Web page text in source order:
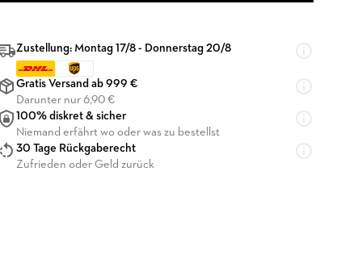
Zustellung: Montag 17/8 - Donnerstag 20/8
Gratis Versand ab 999 €
Darunter nur 6,90 €
100% diskret & sicher
Niemand erfährt wo oder was zu bestellst
30 Tage Rückgaberecht
Zufrieden oder Geld zurück